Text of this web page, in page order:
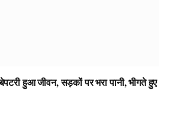
बेपटरी हुआ जीवन, सड़कों पर भरा पानी, भीगते हुए